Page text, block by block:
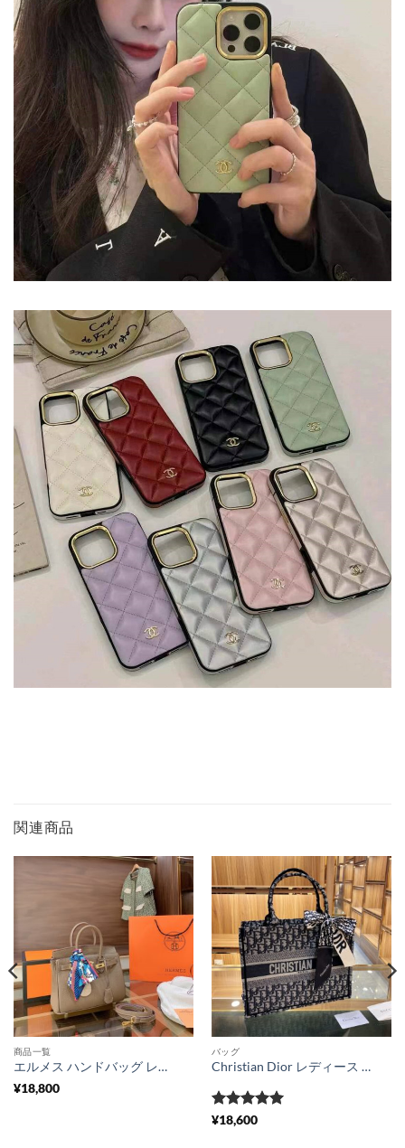
関連商品
商品一覧
エルメス ハンドバッグ レディース hermes バーキン30 バッグ パロディ風 ショルダーバッグ 2wayトートバッグ レザー スカーフ付き ハイブランドバッグ 長く使える
¥18,800
バッグ
Christian Dior レディース バッグ 激安 ディオール オブリーク ブックトート セレブ愛用 ハンドバッグ スカーフ付き dior風 カバン 新作 ファッション 送料無料 通販
5段階中
¥18,600